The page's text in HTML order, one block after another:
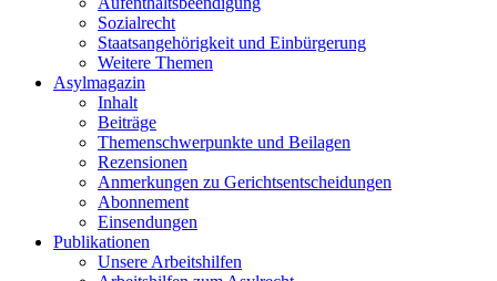
Sozialrecht
Staatsangehörigkeit und Einbürgerung
Weitere Themen
Asylmagazin
Inhalt
Beiträge
Themenschwerpunkte und Beilagen
Rezensionen
Anmerkungen zu Gerichtsentscheidungen
Abonnement
Einsendungen
Publikationen
Unsere Arbeitshilfen